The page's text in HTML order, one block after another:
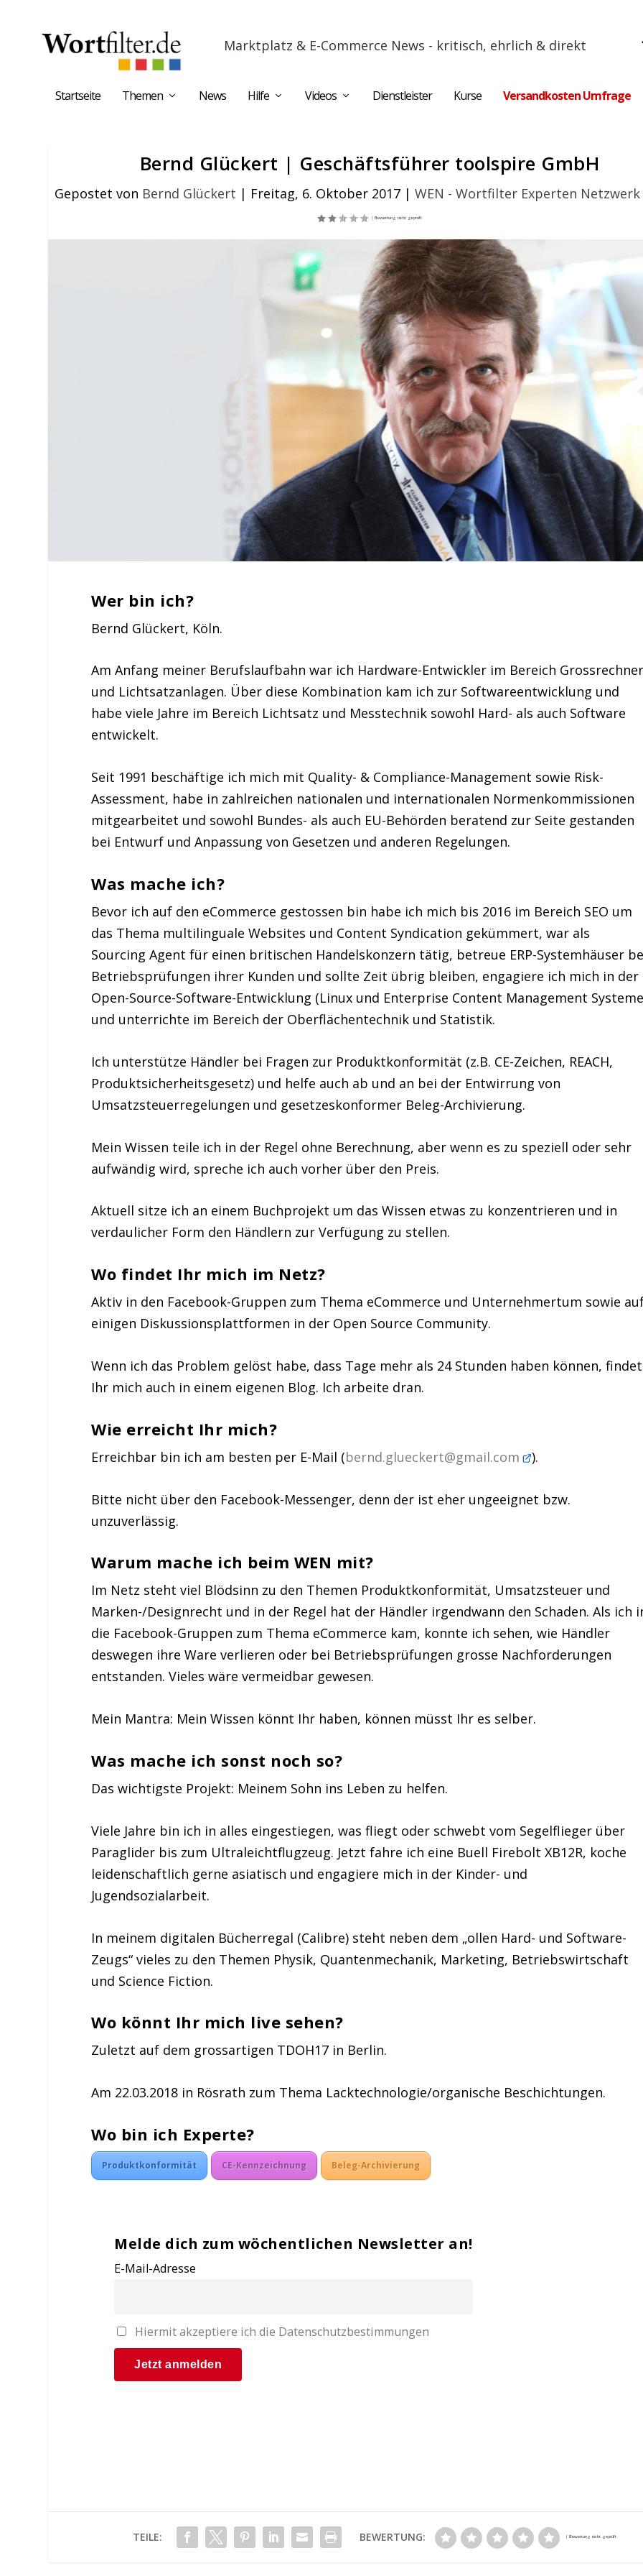
Marktplatz & E-Commerce News - kritisch, ehrlich & direkt
Startseite Themen News Hilfe Videos Dienstleister Kurse Versandkosten Umfrage
Bernd Glückert | Geschäftsführer toolspire GmbH
Gepostet von Bernd Glückert | Freitag, 6. Oktober 2017| WEN - Wortfilter Experten Netzwerk
Wer bin ich?
Bernd Glückert, Köln.
Am Anfang meiner Berufslaufbahn war ich Hardware-Entwickler im Bereich
und Lichtsatzanlagen. Über diese Kombination kam ich zur Softwareentwicklung und
habe viele Jahre im Bereich Lichtsatz und Messtechnik sowohl Hard- als auch Software
entwickelt.
Seit 1991 beschäftige ich mich mit Quality- & Compliance-Management sowie Risk-
Assessment, habe in zahlreichen nationalen und internationalen Normenkommissionen
mitgearbeitet und sowohl Bundes- als auch EU-Behörden beratend zur Seite gestanden
bei Entwurf und Anpassung von Gesetzen und anderen Regelungen.
Was mache ich?
Bevor ich auf den eCommerce gestossen bin habe ich mich bis 2016 im Bereich SEO um
das Thema multilinguale Websites und Content Syndication gekümmert, war als
Sourcing Agent für einen britischen Handelskonzern tätig, betreue ERP-Systemhäuser
Betriebsprüfungen ihrer Kunden und sollte Zeit übrig bleiben, engagiere ich mich in der
Open-Source-Software-Entwicklung (Linux und Enterprise Content Management
und unterrichte im Bereich der Oberflächentechnik und Statistik.
Ich unterstütze Händler bei Fragen zur Produktkonformität (z.B. CE-Zeichen, REACH,
Produktsicherheitsgesetz) und helfe auch ab und an bei der Entwirrung von
Umsatzsteuerregelungen und gesetzeskonformer Beleg-Archivierung.
Mein Wissen teile ich in der Regel ohne Berechnung, aber wenn es zu speziell oder sehr
aufwändig wird, spreche ich auch vorher über den Preis.
Aktuell sitze ich an einem Buchprojekt um das Wissen etwas zu konzentrieren und in
verdaulicher Form den Händlern zur Verfügung zu stellen.
Wo findet Ihr mich im Netz?
Aktiv in den Facebook-Gruppen zum Thema eCommerce und Unternehmertum sowie
einigen Diskussionsplattformen in der Open Source Community.
Wenn ich das Problem gelöst habe, dass Tage mehr als 24 Stunden haben können, findet
Ihr mich auch in einem eigenen Blog. Ich arbeite dran.
Wie erreicht Ihr mich?
Erreichbar bin ich am besten per E-Mail (bernd.glueckert@gmail.com ).
Bitte nicht über den Facebook-Messenger, denn der ist eher ungeeignet bzw.
unzuverlässig.
Warum mache ich beim WEN mit?
Im Netz steht viel Blödsinn zu den Themen Produktkonformität, Umsatzsteuer und
Marken-/Designrecht und in der Regel hat der Händler irgendwann den Schaden. Als ich
die Facebook-Gruppen zum Thema eCommerce kam, konnte ich sehen, wie Händler
deswegen ihre Ware verlieren oder bei Betriebsprüfungen grosse Nachforderungen
entstanden. Vieles wäre vermeidbar gewesen.
Mein Mantra: Mein Wissen könnt Ihr haben, können müsst Ihr es selber.
Was mache ich sonst noch so?
Das wichtigste Projekt: Meinem Sohn ins Leben zu helfen.
Viele Jahre bin ich in alles eingestiegen, was fliegt oder schwebt vom Segelflieger über
Paraglider bis zum Ultraleichtflugzeug. Jetzt fahre ich eine Buell Firebolt XB12R, koche
leidenschaftlich gerne asiatisch und engagiere mich in der Kinder- und
Jugendsozialarbeit.
In meinem digitalen Bücherregal (Calibre) steht neben dem „ollen Hard- und Software-
Zeugs“ vieles zu den Themen Physik, Quantenmechanik, Marketing, Betriebswirtschaft
und Science Fiction.
Wo könnt Ihr mich live sehen?
Zuletzt auf dem grossartigen TDOH17 in Berlin.
Am 22.03.2018 in Rösrath zum Thema Lacktechnologie/organische Beschichtungen.
Wo bin ich Experte?
Produktkonformität CE-Kennzeichnung Beleg-Archivierung
Melde dich zum wöchentlichen Newsletter an!
E-Mail-Adresse
Hiermit akzeptiere ich die Datenschutzbestimmungen
TEILE: BEWERTUNG: